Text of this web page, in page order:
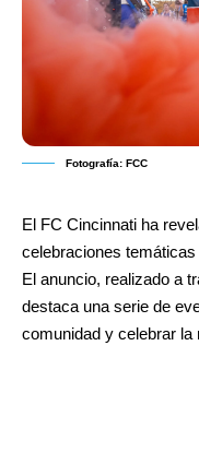
Fotografía: FCC
El FC Cincinnati ha
celebraciones
El anuncio, realizado a
destaca una serie de
comunidad y celebrar la